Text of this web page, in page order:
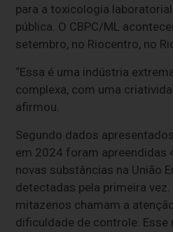
para a toxicologia
pública. O CBPC/ML
setembro, no Riocentro, no
“Essa é uma indústria
complexa, com uma
afirmou.
Segundo dados
em 2024 foram apreendidas
novas substâncias na União
detectadas pela primeira vez.
mitazenos chamam a
dificuldade de controle. Esse